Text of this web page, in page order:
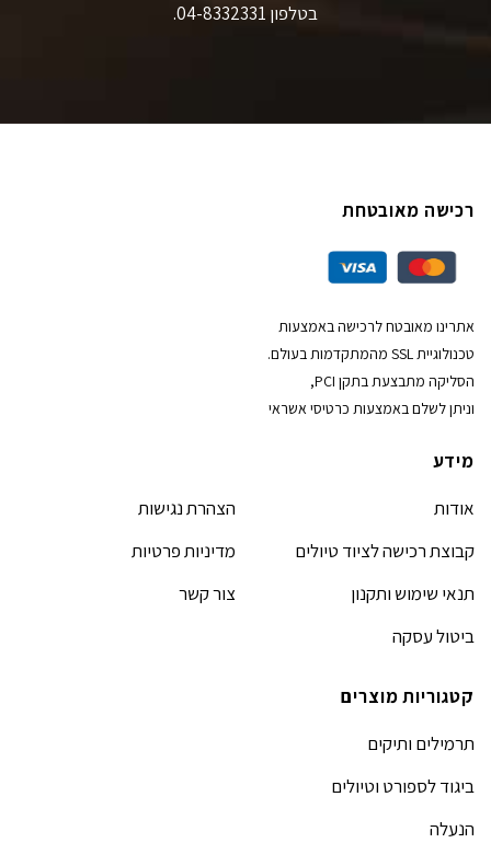
בטלפון 04-8332331.
רכישה מאובטחת
אתרינו מאובטח לרכישה באמצעות
טכנולוגיית SSL מהמתקדמות בעולם.
הסליקה מתבצעת בתקן PCI,
וניתן לשלם באמצעות כרטיסי אשראי
מידע
אודות
קבוצת רכישה לציוד טיולים
תנאי שימוש ותקנון
ביטול עסקה
הצהרת נגישות
מדיניות פרטיות
צור קשר
קטגוריות מוצרים
תרמילים ותיקים
ביגוד לספורט וטיולים
הנעלה